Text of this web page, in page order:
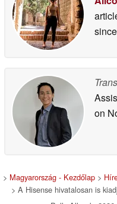
on
> Magyarország - Kezdőlap >
> A Hisense hivatalosan is